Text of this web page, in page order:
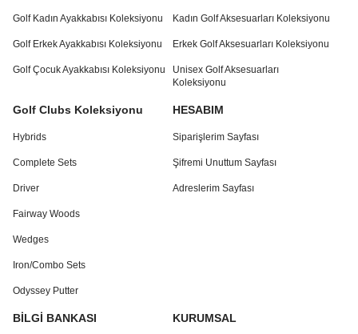
Golf Kadın Ayakkabısı Koleksiyonu
Golf Erkek Ayakkabısı Koleksiyonu
Golf Çocuk Ayakkabısı Koleksiyonu
Kadın Golf Aksesuarları Koleksiyonu
Erkek Golf Aksesuarları Koleksiyonu
Unisex Golf Aksesuarları
Koleksiyonu
Golf Clubs Koleksiyonu
Hybrids
Complete Sets
Driver
Fairway Woods
Wedges
Iron/Combo Sets
Odyssey Putter
HESABIM
Siparişlerim Sayfası
Şifremi Unuttum Sayfası
Adreslerim Sayfası
BİLGİ BANKASI KURUMSAL